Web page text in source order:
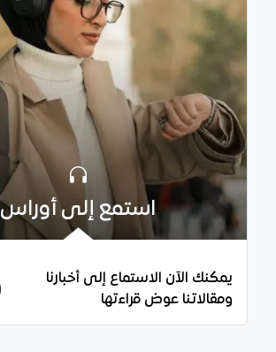
استمع إلى أوراس
يمكنك الآن الاستماع إلى أخبارنا
ومقالاتنا عوض قراءتها